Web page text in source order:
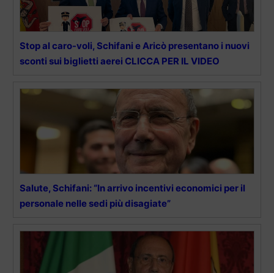
Stop al caro-voli, Schifani e Aricò presentano i nuovi
sconti sui biglietti aerei CLICCA PER IL VIDEO
Salute, Schifani: “In arrivo incentivi economici per il
personale nelle sedi più disagiate”